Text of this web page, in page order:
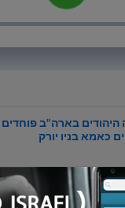
היהודים בארה"ב
כאמא בניו יורק
היה יכול להיות הסגן
בראיון ללא פילטרים